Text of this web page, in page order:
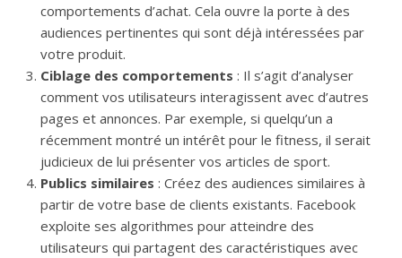
comportements d’achat. Cela ouvre la porte à des
audiences pertinentes qui sont déjà intéressées par
votre produit.
Ciblage des comportements : Il s’agit d’analyser
comment vos utilisateurs interagissent avec d’autres
pages et annonces. Par exemple, si quelqu’un a
récemment montré un intérêt pour le fitness, il serait
judicieux de lui présenter vos articles de sport.
Publics similaires : Créez des audiences similaires à
partir de votre base de clients existants. Facebook
exploite ses algorithmes pour atteindre des
utilisateurs qui partagent des caractéristiques avec